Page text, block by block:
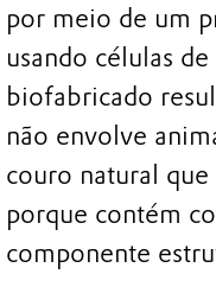
por meio de um
usando células
biofabricado
não envolve
couro natural
porque contém
componente